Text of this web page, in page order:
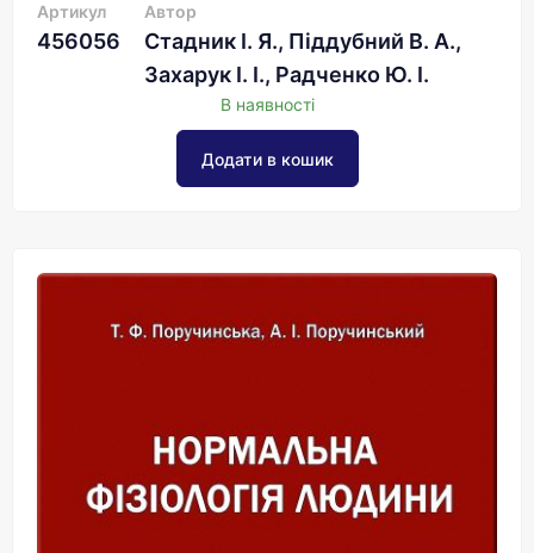
Артикул
456056
Автор
Стадник І. Я., Піддубний В. А.,
Захарук І. І., Радченко Ю. І.
В наявності